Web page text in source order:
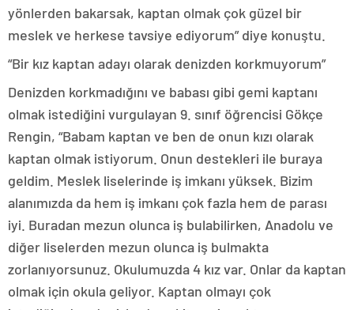
yönlerden bakarsak, kaptan olmak çok güzel bir
meslek ve herkese tavsiye ediyorum” diye konuştu.
“Bir kız kaptan adayı olarak denizden korkmuyorum”
Denizden korkmadığını ve babası gibi gemi kaptanı
olmak istediğini vurgulayan 9. sınıf öğrencisi Gökçe
Rengin, “Babam kaptan ve ben de onun kızı olarak
kaptan olmak istiyorum. Onun destekleri ile buraya
geldim. Meslek liselerinde iş imkanı yüksek. Bizim
alanımızda da hem iş imkanı çok fazla hem de parası
iyi. Buradan mezun olunca iş bulabilirken, Anadolu ve
diğer liselerden mezun olunca iş bulmakta
zorlanıyorsunuz. Okulumuzda 4 kız var. Onlar da kaptan
olmak için okula geliyor. Kaptan olmayı çok